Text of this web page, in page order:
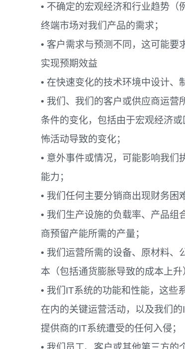
• 不确定的宏观经济和行业趋势（
终端市场对我们产品的需求；
• 客户需求与预测不同，这可能
实现预期效益
• 在快速变化的技术环境中设计、
• 我们、我们的客户或供应商运
条件的变化，包括由于宏观经济
怖活动导致的变化；
• 意外事件或情况，可能影响我
能力；
• 我们任何主要分销商出现财务困
• 我们生产设施的负载率、产品
商预留产能所需的产量；
• 我们运营所需的设备、原材料
本（包括通货膨胀导致的成本上升
• 我们IT系统的功能和性能，这些
在内的关键运营活动，以及我们
提供商的IT系统遭受的任何入侵；